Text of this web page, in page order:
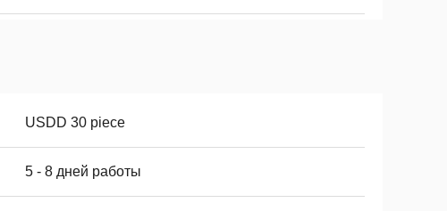
USDD 30 piece
5 - 8 дней работы